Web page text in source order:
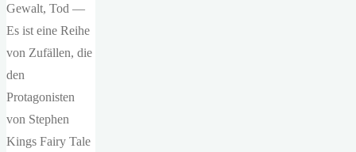
Gewalt, Tod —
Es ist eine Reihe
von Zufällen, die
den
Protagonisten
von Stephen
Kings Fairy Tale